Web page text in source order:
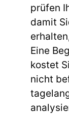
prüfen
damit
Eine
kostet
nicht